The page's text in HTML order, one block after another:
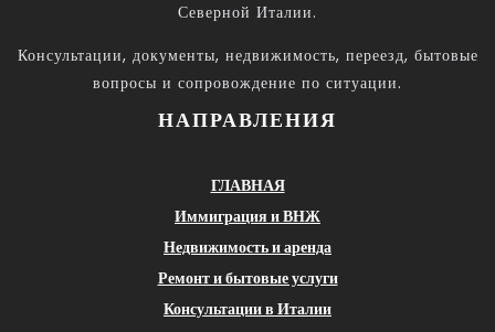
Северной Италии.
Консультации, документы, недвижимость, переезд, бытовые
вопросы и сопровождение по ситуации.
НАПРАВЛЕНИЯ
ГЛАВНАЯ
Иммиграция и ВНЖ
Недвижимость и аренда
Ремонт и бытовые услуги
Консультации в Италии